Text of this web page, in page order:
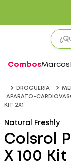
CombosMarcas
DROGUERIA
APARATO-
KIT 2X1
Natural Freshly
Colsrol
X 100 Kit